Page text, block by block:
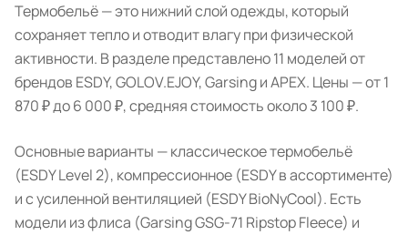
Термобельё — это нижний слой одежды, который
сохраняет тепло и отводит влагу при физической
активности. В разделе представлено 11 моделей от
брендов ESDY, GOLOV.EJOY, Garsing и APEX. Цены — от 1
870 ₽ до 6 000 ₽, средняя стоимость около 3 100 ₽.
Основные варианты — классическое термобельё
(ESDY Level 2), компрессионное (ESDY в ассортименте)
и с усиленной вентиляцией (ESDY BioNyCool). Есть
модели из флиса (Garsing GSG-71 Ripstop Fleece) и